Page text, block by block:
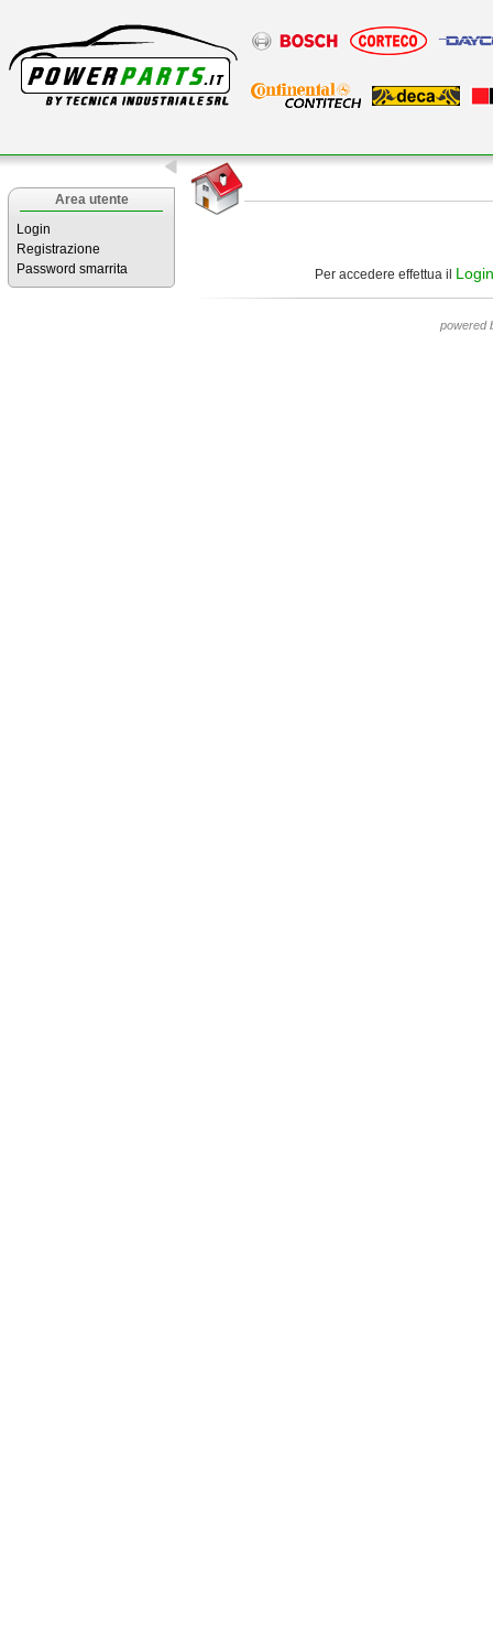
Area utente
Login
Registrazione
Password smarrita
Per accedere effettua il Login
powered